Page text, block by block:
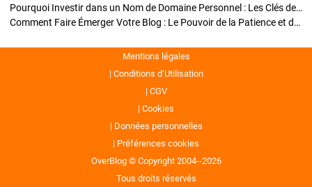
Pourquoi Investir dans un Nom de Domaine Personnel : Les Clés de la Réussite de Votre Blog
Comment Faire Émerger Votre Blog : Le Pouvoir de la Patience et de la Persévérance
Mentions légales
Conditions d’Utilisation
CGV
Cookies
Données personnelles
Préférences cookies
OverBlog © Copyright 2004--2026
Tous droits réservés